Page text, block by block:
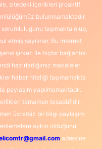
sitedeki içerikleri proaktif
bulunmamaktadır.
taşımakta olup,
etmiş sayılırlar. Bu internet
şirketi ile hiçbir bağlantısı
hazırladığımız makaleler
haber niteliği taşımamakta
paylaşım yapılmamaktadır.
tamamen tesadüfidir.
ücretsiz bir bilgi paylaşım
aykırı olduğunu
adresine